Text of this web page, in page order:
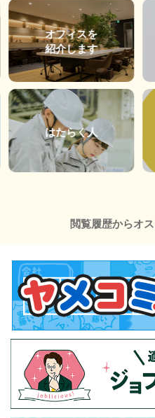
オフィスを
紹介します
はたらく人
閲覧履歴からオ